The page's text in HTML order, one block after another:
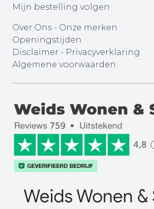
Mijn bestelling volgen
Over Ons - Onze merken
Openingstijden
Disclaimer - Privacyverklaring
Algemene voorwaarden